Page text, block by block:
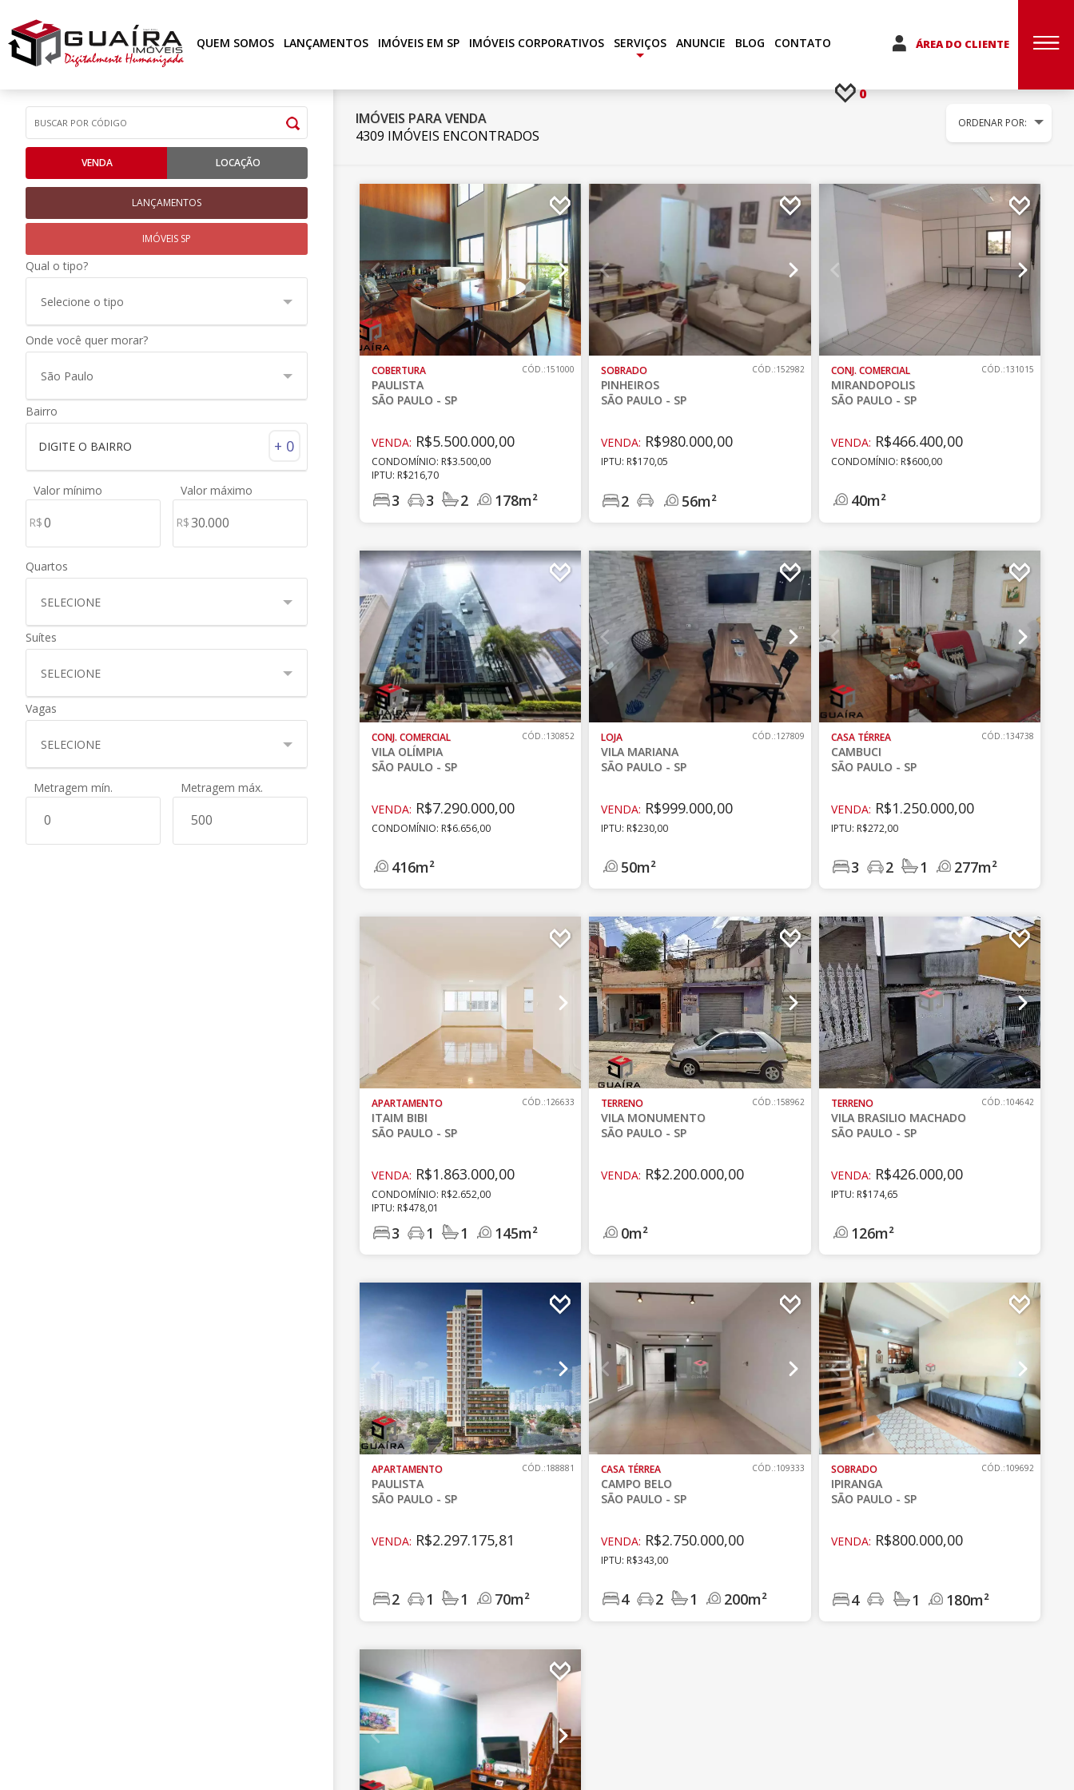
QUEM SOMOS LANÇAMENTOS IMÓVEIS EM SP
IMÓVEIS CORPORATIVOS
SERVIÇOS ANUNCIE BLOG CONTATO ÁREA DO CLIENTE
0
VENDA LOCAÇÃO
LANÇAMENTOS
IMÓVEIS SP
Qual o tipo?
Selecione o tipo
Onde você quer morar?
São Paulo
Bairro
+ 0
R$
Valor mínimo
R$
Valor máximo
Quartos
SELECIONE
Suítes
SELECIONE
Vagas
SELECIONE
Metragem mín. Metragem máx.
IMÓVEIS PARA VENDA
4309 IMÓVEIS ENCONTRADOS
ORDENAR POR:
COBERTURA
PAULISTA
SÃO PAULO - SP
CÓD.:151000
VENDA: R$5.500.000,00
CONDOMÍNIO: R$3.500,00
IPTU: R$216,70
3 3 2 178m²
SOBRADO
PINHEIROS
SÃO PAULO - SP
CÓD.:152982
VENDA: R$980.000,00
IPTU: R$170,05
2 56m²
CONJ. COMERCIAL
MIRANDOPOLIS
SÃO PAULO - SP
CÓD.:131015
VENDA: R$466.400,00
CONDOMÍNIO: R$600,00
40m²
CONJ. COMERCIAL
VILA OLÍMPIA
SÃO PAULO - SP
CÓD.:130852
VENDA: R$7.290.000,00
CONDOMÍNIO: R$6.656,00
416m²
LOJA
VILA MARIANA
SÃO PAULO - SP
CÓD.:127809
VENDA: R$999.000,00
IPTU: R$230,00
50m²
CASA TÉRREA
CAMBUCI
SÃO PAULO - SP
CÓD.:134738
VENDA: R$1.250.000,00
IPTU: R$272,00
3 2 1 277m²
APARTAMENTO
ITAIM BIBI
SÃO PAULO - SP
CÓD.:126633
VENDA: R$1.863.000,00
CONDOMÍNIO: R$2.652,00
IPTU: R$478,01
3 1 1 145m²
TERRENO
VILA MONUMENTO
SÃO PAULO - SP
CÓD.:158962
VENDA: R$2.200.000,00
0m²
TERRENO
VILA BRASILIO MACHADO
SÃO PAULO - SP
CÓD.:104642
VENDA: R$426.000,00
IPTU: R$174,65
126m²
APARTAMENTO
PAULISTA
SÃO PAULO - SP
CÓD.:188881
VENDA: R$2.297.175,81
2 1 1 70m²
CASA TÉRREA
CAMPO BELO
SÃO PAULO - SP
CÓD.:109333
VENDA: R$2.750.000,00
IPTU: R$343,00
4 2 1 200m²
SOBRADO
IPIRANGA
SÃO PAULO - SP
CÓD.:109692
VENDA: R$800.000,00
4 1 180m²